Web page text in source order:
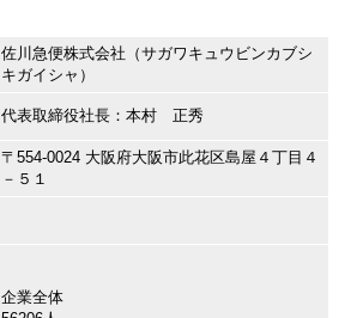
佐川急便株式会社（サガワキュウビンカブシ
キガイシャ）
代表取締役社長：本村 正秀
〒554-0024 大阪府大阪市此花区島屋４丁目４
－５１
企業全体